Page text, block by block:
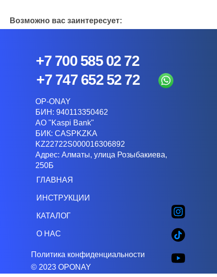
Возможно вас заинтересует:
ГЛАВНАЯ
ИНСТРУКЦИИ
КАТАЛОГ
О НАС
© 2023 OPONAY
+7 700 585 02 72
OP-ONAY
БИН: 940113350462
АО "Kaspi Bank"
БИК: CASPKZKA
KZ22722S000016306892
Адрес: Алматы, улица Розыбакиева,
250Б
+7 747 652 52 72
Политика конфиденциальности